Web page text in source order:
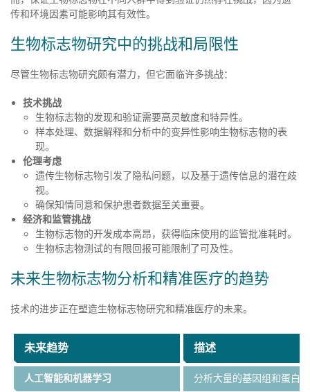
传和环境因素可能影响其有效性。
生物标志物研究中的挑战和局限性
尽管生物标志物研究颇有潜力，但它面临许多挑战：
技术挑战
生物标志物的发现和验证需要高灵敏度和特异性。
样本处理、数据解释和分析中的变异性影响生物标志物的表
现。
伦理考虑
遗传生物标志物引发了隐私问题，以及基于遗传信息的潜在歧
视。
确保知情同意和保护患者数据至关重要。
经济和监管挑战
生物标志物的开发成本高昂，获得临床使用的监管批准耗时。
生物标志物测试的有限回报可能限制了可及性。
未来生物标志物分析和精准医疗的趋势
技术的进步正在塑造生物标志物研究和精准医疗的未来。
未来趋势 描述
人工智能和机器学习 分析大量的基因组和蛋白